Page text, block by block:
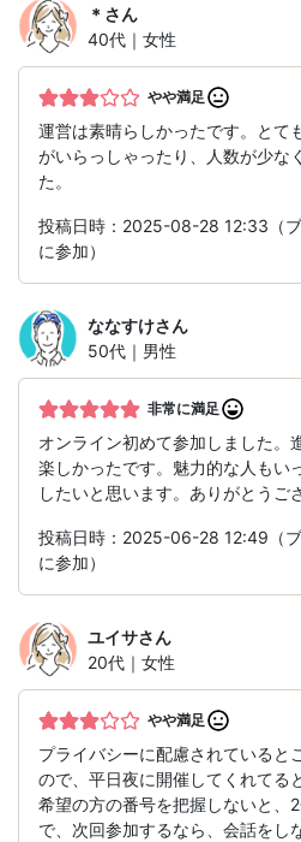
＊ さん
40代｜女性
やや満足
運営は素晴らしかったです。とて
がいらっしゃったり、人数が少な
た。
投稿日時：2025-08-28 12:33（
に参加）
ななすけさん
50代｜男性
非常に満足
オンライン初めて参加しました。
楽しかったです。魅力的な人もい
したいと思います。ありがとうご
投稿日時：2025-06-28 12:49（
に参加）
ユイサさん
20代｜女性
やや満足
プライバシーに配慮されていると
ので、平日夜に開催してくれてる
希望の方の番号を把握しないと、
で、次回参加するなら、会話をし